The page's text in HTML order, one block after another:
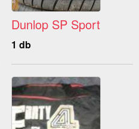
Dunlop SP Sport
1 db